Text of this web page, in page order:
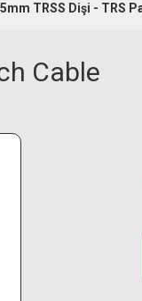
TRSS Dişi - TRS
Cable